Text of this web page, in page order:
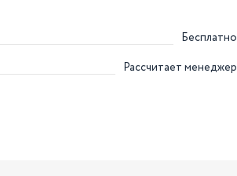
Бесплатно
Рассчитает менеджер